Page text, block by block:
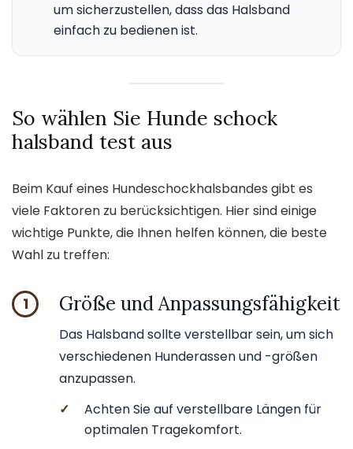
um sicherzustellen, dass das Halsband
einfach zu bedienen ist.
So wählen Sie Hunde schock
halsband test aus
Beim Kauf eines Hundeschockhalsbandes gibt es
viele Faktoren zu berücksichtigen. Hier sind einige
wichtige Punkte, die Ihnen helfen können, die beste
Wahl zu treffen:
1 Größe und Anpassungsfähigkeit
Das Halsband sollte verstellbar sein, um sich
verschiedenen Hunderassen und -größen
anzupassen.
✓
Achten Sie auf verstellbare Längen für
optimalen Tragekomfort.